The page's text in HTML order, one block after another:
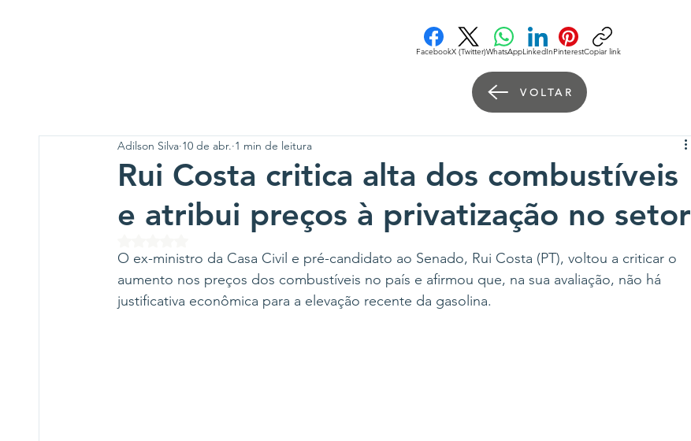
FacebookX (Twitter)WhatsAppLinkedInPinterestCopiar link
Rui Costa critica alta dos combustíveis
e atribui preços à privatização no setor
Adilson Silva 10 de abr. 1 min de leitura
O ex-ministro da Casa Civil e pré-candidato ao Senado, Rui Costa (PT), voltou a criticar o
aumento nos preços dos combustíveis no país e afirmou que, na sua avaliação, não há
justificativa econômica para a elevação recente da gasolina.
VOLTAR